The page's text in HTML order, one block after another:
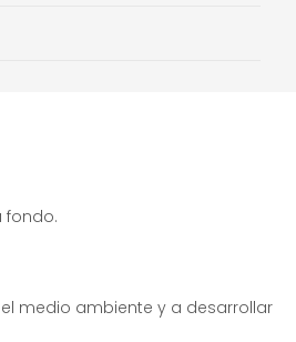
fondo.
medio ambiente y a desarrollar